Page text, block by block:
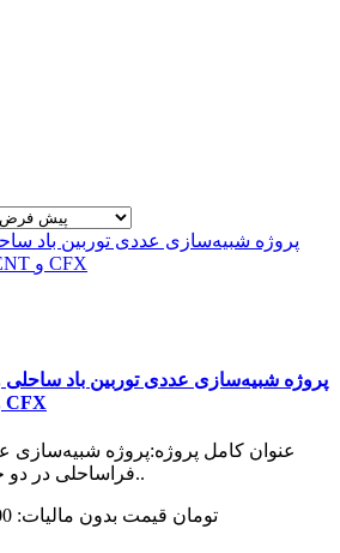
پروژه شبیه‌سازی عددی توربین باد
پایا و ناپایا با FLUENT و CFX
عنوان کامل پروژه:پروژه شبیه‌سازی
فراساحلی در دو حالت پایا و ناپایا با استفاد..
1,420,270تومان قیمت بدون مالیات: 1,303,000تومان